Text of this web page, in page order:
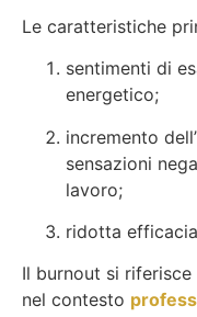
Le caratteristiche
sentimenti di
energetico;
incremento
sensazioni
lavoro;
ridotta
Il burnout si
nel contesto